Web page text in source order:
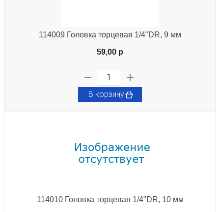
114009 Головка торцевая 1/4"DR, 9 мм
59,00 p
В корзину
114010 Головка торцевая 1/4"DR, 10 мм